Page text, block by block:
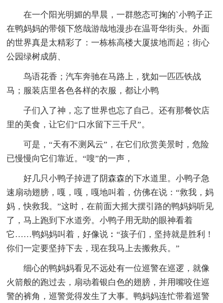
在一个阳光明媚的早晨，一群憨态可掬的`小鸭子正
在鸭妈妈的带领下悠哉游哉地漫步在温哥华街头。外面
的世界真是太精彩了：一栋栋高楼大厦拔地而起；街心
公园绿树成荫、
鸟语花香；汽车奔驰在马路上，犹如一匹匹铁战
马；服装店里各色各样的衣服，都让小鸭
子们入了神，忘了世界也忘了自己。还有那餐饮店
里的美食，让它们“口水留下三千尺”。
可是，“天有不测风云”，在它们欣赏美景时，危险
已慢慢向它们靠近。“嗖”的一声，
好几只小鸭子掉进了阴森森的下水道里。小鸭子急
速扇动翅膀，嘎，嘎，嘎地叫着，仿佛在说：“救我，妈
妈，快救我。”这时，在前面大摇大摆引路的鸭妈妈听见
了，马上跑到下水道旁。小鸭子用无助的眼神看着
它……鸭妈妈叫着，好像说︰“孩子们，坚持就是胜利！
你们一定要坚持下去，现在我马上去搬救兵。”
细心的鸭妈妈看见不远处有一位巡警在巡逻，就像
火箭般的跑过去，扇动着银白色的翅膀，并用嘴咬住巡
警的裤角，巡警觉得发生了大事。鸭妈妈连忙带着巡警